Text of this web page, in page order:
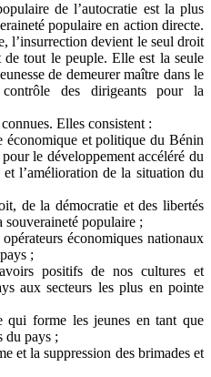
de l’autocratie est la plus
populaire en action directe.
l’insurrection devient le seul droit
tout le peuple. Elle est la seule
de demeurer maître dans le
des dirigeants pour la
Elles consistent :
économique et politique du Bénin
le développement accéléré du
l’amélioration de la situation du
de la démocratie et des libertés
souveraineté populaire ;
économiques nationaux
;
positifs de nos cultures et
aux secteurs les plus en pointe
qui forme les jeunes en tant que
du pays ;
et la suppression des brimades et